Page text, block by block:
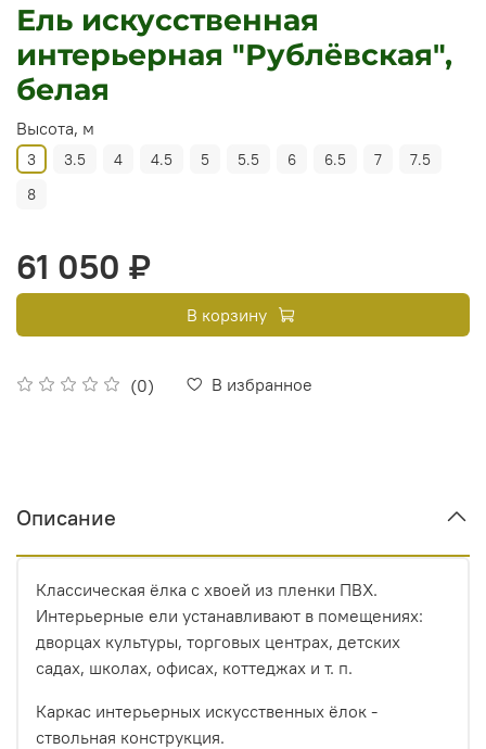
Ель искусственная
интерьерная "Рублёвская",
белая
(0) В избранное
Высота, м
3 3.5 4 4.5 5 5.5 6 6.5 7
7.5
8
61 050 ₽
В корзину
Описание
Классическая ёлка с хвоей из пленки ПВХ.
Интерьерные ели устанавливают в помещениях:
дворцах культуры, торговых центрах, детских
садах, школах, офисах, коттеджах и т. п.
Каркас интерьерных искусственных ёлок -
ствольная конструкция.